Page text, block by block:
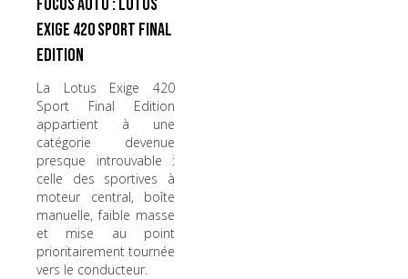
Focus Auto : Lotus
Exige 420 Sport Final
Edition
La Lotus Exige 420
Sport Final Edition
appartient à une
catégorie devenue
presque introuvable :
celle des sportives à
moteur central, boîte
manuelle, faible masse
et mise au point
prioritairement tournée
vers le conducteur.